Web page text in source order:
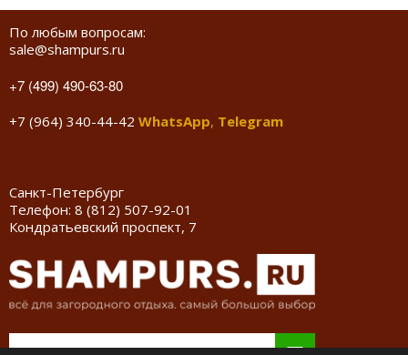
По любым вопросам:
sale@shampurs.ru
+7 (499) 490-63-80
+7 (964) 340-44-42 WhatsApp, Telegram
Санкт-Петербург
Телефон: 8 (812) 507-92-01
Кондратьевский проспект, 7